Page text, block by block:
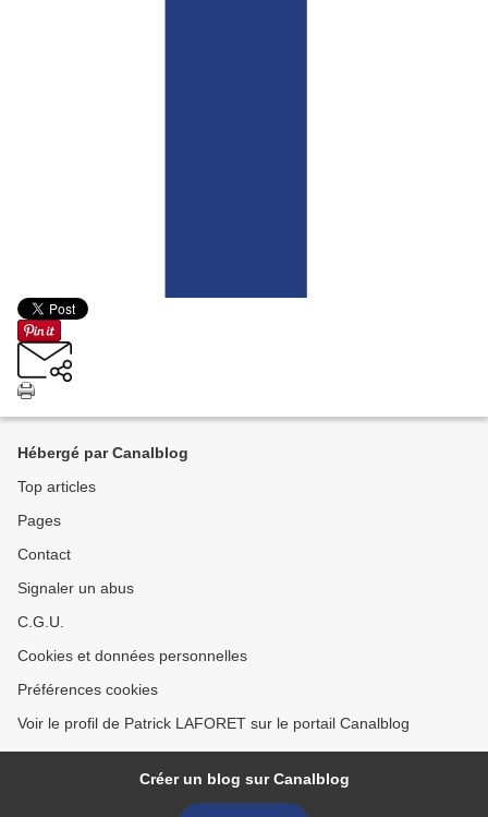
Hébergé par Canalblog
Top articles
Pages
Contact
Signaler un abus
C.G.U.
Cookies et données personnelles
Préférences cookies
Voir le profil de Patrick LAFORET sur le portail Canalblog
Créer un blog sur Canalblog